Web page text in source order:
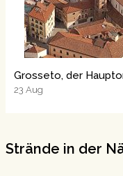
Grosseto, der
23 Aug
Strände in der